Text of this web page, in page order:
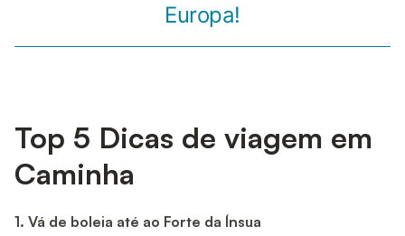
Europa!
Top 5 Dicas de viagem em
Caminha
1. Vá de boleia até ao Forte da Ínsua